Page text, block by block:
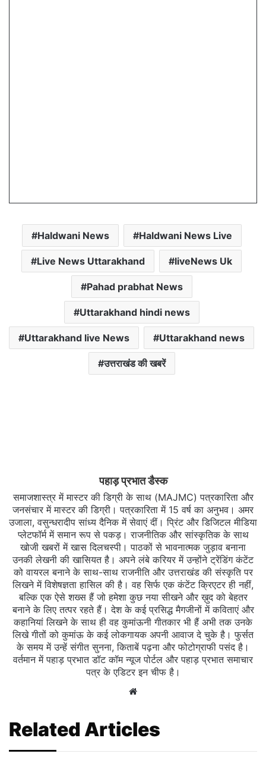
Haldwani News Haldwani News Live
Live News Uttarakhand liveNews Uk
Pahad prabhat News
Uttarakhand hindi news
Uttarakhand live News Uttarakhand news
उत्तराखंड की खबरें
पहाड़ प्रभात डैस्क
समाजशास्त्र में मास्टर की डिग्री के साथ (MAJMC) पत्रकारिता और
जनसंचार में मास्टर की डिग्री। पत्रकारिता में 15 वर्ष का अनुभव। अमर
उजाला, वसुन्धरादीप सांध्य दैनिक में सेवाएं दीं। प्रिंट और डिजिटल मीडिया
प्लेटफॉर्म में समान रूप से पकड़। राजनीतिक और सांस्कृतिक के साथ
खोजी खबरों में खास दिलचस्‍पी। पाठकों से भावनात्मक जुड़ाव बनाना
उनकी लेखनी की खासियत है। अपने लंबे करियर में उन्होंने ट्रेंडिंग कंटेंट
को वायरल बनाने के साथ-साथ राजनीति और उत्तराखंड की संस्कृति पर
लिखने में विशेषज्ञता हासिल की है। वह सिर्फ एक कंटेंट क्रिएटर ही नहीं,
बल्कि एक ऐसे शख्स हैं जो हमेशा कुछ नया सीखने और ख़ुद को बेहतर
बनाने के लिए तत्पर रहते हैं। देश के कई प्रसिद्ध मैगजीनों में कविताएं और
कहानियां लिखने के साथ ही वह कुमांऊनी गीतकार भी हैं अभी तक उनके
लिखे गीतों को कुमांऊ के कई लोकगायक अपनी आवाज दे चुके है। फुर्सत
के समय में उन्हें संगीत सुनना, किताबें पढ़ना और फोटोग्राफी पसंद है।
वर्तमान में पहाड़ प्रभात डॉट कॉम न्यूज पोर्टल और पहाड़ प्रभात समाचार
पत्र के एडिटर इन चीफ है।
Website
Related Articles